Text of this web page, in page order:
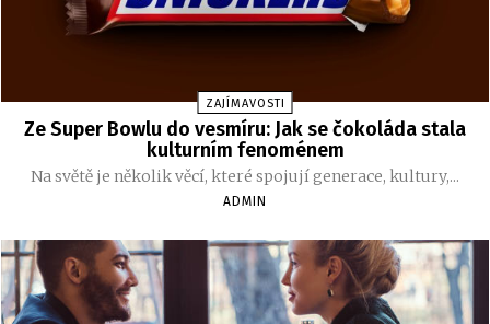
ZAJÍMAVOSTI
Ze Super Bowlu do vesmíru: Jak se čokoláda stala
kulturním fenoménem
Na světě je několik věcí, které spojují generace, kultury,...
ADMIN